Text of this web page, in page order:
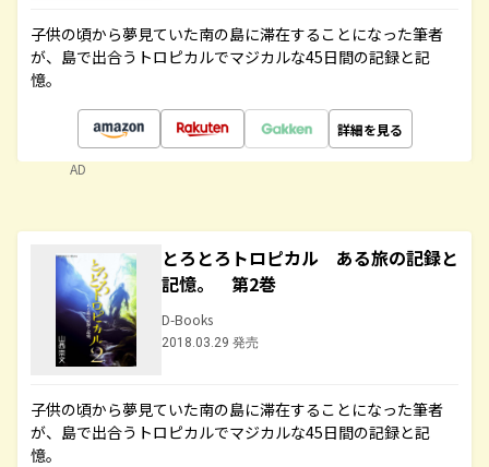
子供の頃から夢見ていた南の島に滞在することになった筆者
が、島で出合うトロピカルでマジカルな45日間の記録と記
憶。
詳細を見る
AD
とろとろトロピカル ある旅の記録と
記憶。 第2巻
D-Books
2018.03.29 発売
子供の頃から夢見ていた南の島に滞在することになった筆者
が、島で出合うトロピカルでマジカルな45日間の記録と記
憶。